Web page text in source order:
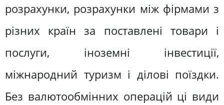
розрахунки, розрахунки між фірмами з
різних країн за поставлені товари і
послуги, іноземні інвестиції,
міжнародний туризм і ділові поїздки.
Без валютообмінних операцій ці види